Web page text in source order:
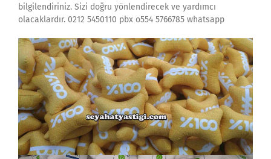
bilgilendiriniz. Sizi doğru yönlendirecek ve yardımcı
olacaklardır. 0212 5450110 pbx o554 5766785 whatsapp